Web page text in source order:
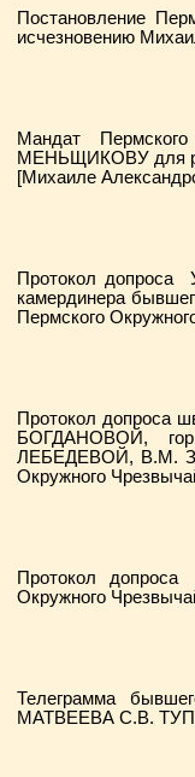
Постановление
исчезновению
Мандат
МЕНЬЩИКОВУ для
[Михаиле
Протокол допроса
камердинера
Пермского
Протокол
БОГДАНОВОЙ,
ЛЕБЕДЕВОЙ, В.М.
Окружного
Протокол
Окружного
Телеграмма
МАТВЕЕВА С.В.